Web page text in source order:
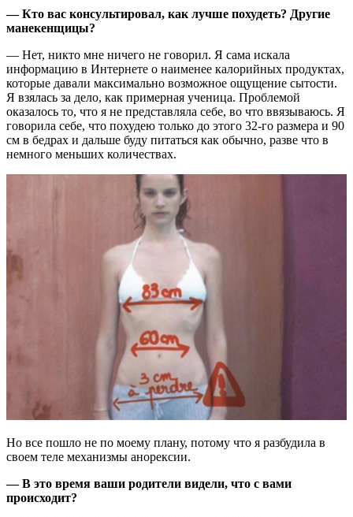
— Кто вас консультировал, как лучше похудеть? Другие
манекенщицы?
— Нет, никто мне ничего не говорил. Я сама искала
информацию в Интернете о наименее калорийных продуктах,
которые давали максимально возможное ощущение сытости.
Я взялась за дело, как примерная ученица. Проблемой
оказалось то, что я не представляла себе, во что ввязываюсь. Я
говорила себе, что похудею только до этого 32-го размера и 90
см в бедрах и дальше буду питаться как обычно, разве что в
немного меньших количествах.
Но все пошло не по моему плану, потому что я разбудила в
своем теле механизмы анорексии.
— В это время ваши родители видели, что с вами
происходит?